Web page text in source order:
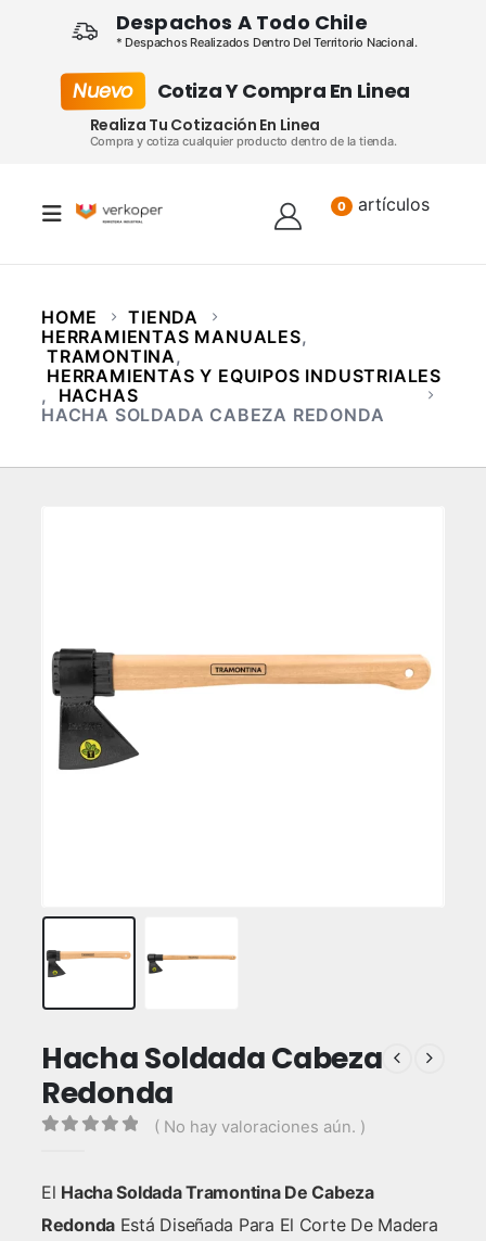
Despachos A Todo Chile
* Despachos Realizados Dentro Del Territorio Nacional.
Nuevo Cotiza Y Compra En Linea
Realiza Tu Cotización En Linea
Compra y cotiza cualquier producto dentro de la tienda.
0 artículos
HOME
TIENDA
HERRAMIENTAS MANUALES,
TRAMONTINA,
HERRAMIENTAS Y EQUIPOS INDUSTRIALES
,
HACHAS
HACHA SOLDADA CABEZA REDONDA
Hacha Soldada Cabeza
Redonda
( No hay valoraciones aún. )
El Hacha Soldada Tramontina De Cabeza
Redonda Está Diseñada Para El Corte De Madera